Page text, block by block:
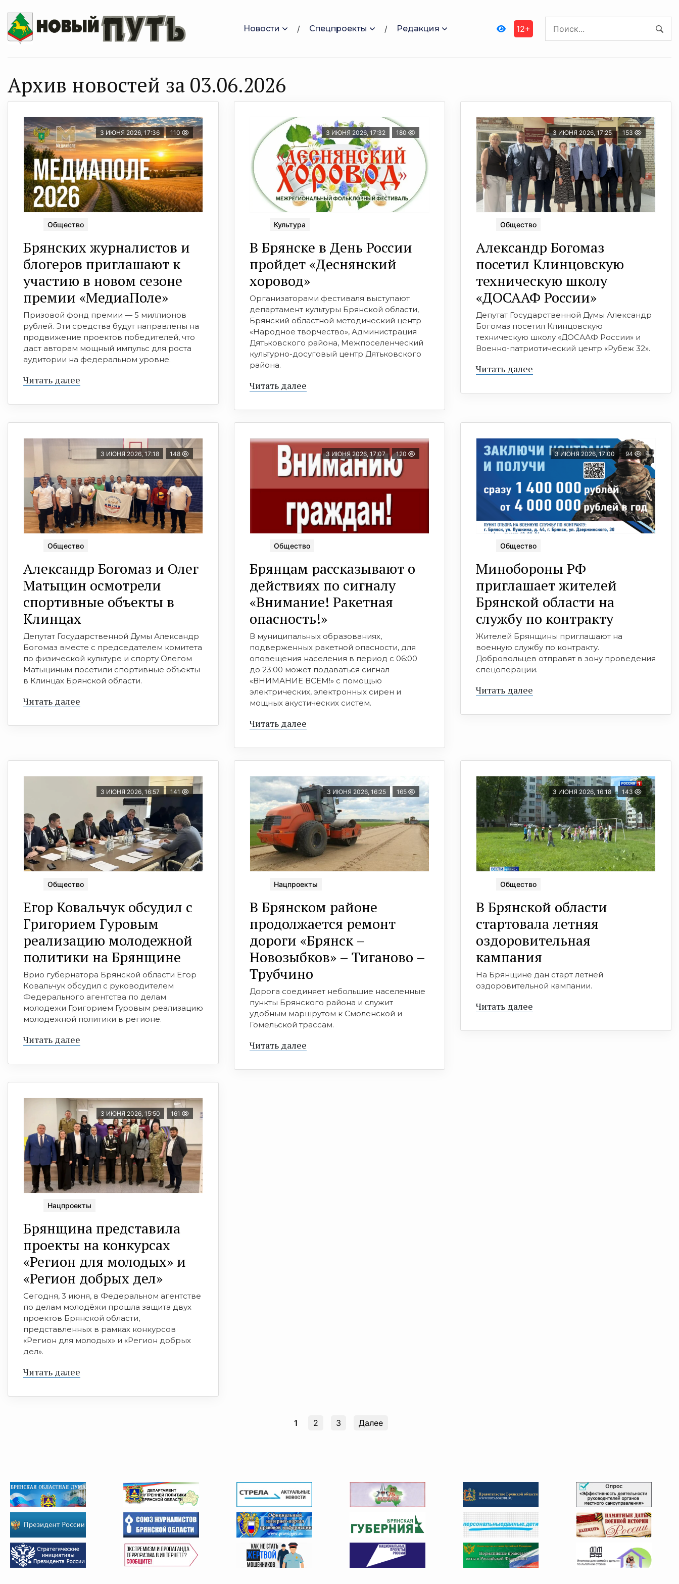
Новости Спецпроекты Редакция 12+
Архив новостей за 03.06.2026
3 ИЮНЯ 2026, 17:36 110
Общество
Брянских журналистов и
блогеров приглашают к
участию в новом сезоне
премии «МедиаПоле»
Призовой фонд премии — 5 миллионов
рублей. Эти средства будут направлены на
продвижение проектов победителей, что
даст авторам мощный импульс для роста
аудитории на федеральном уровне.
Читать далее
3 ИЮНЯ 2026, 17:32 180
Культура
В Брянске в День России
пройдет «Деснянский
хоровод»
Организаторами фестиваля выступают
департамент культуры Брянской области,
Брянский областной методический центр
«Народное творчество», Администрация
Дятьковского района, Межпоселенческий
культурно-досуговый центр Дятьковского
района.
Читать далее
3 ИЮНЯ 2026, 17:25 153
Общество
Александр Богомаз
посетил Клинцовскую
техническую школу
«ДОСААФ России»
Депутат Государственной Думы Александр
Богомаз посетил Клинцовскую
техническую школу «ДОСААФ России» и
Военно-патриотический центр «Рубеж 32».
Читать далее
3 ИЮНЯ 2026, 17:18 148
Общество
Александр Богомаз и Олег
Матыцин осмотрели
спортивные объекты в
Клинцах
Депутат Государственной Думы Александр
Богомаз вместе с председателем комитета
по физической культуре и спорту Олегом
Матыциным посетили спортивные объекты
в Клинцах Брянской области.
Читать далее
3 ИЮНЯ 2026, 17:07 120
Общество
Брянцaм рассказывают о
действиях по сигналу
«Внимaние! Ракетнaя
опасность!»
В муниципальных образованиях,
подверженных ракетной опасности, для
оповещения населения в период с 06:00
до 23:00 может подаваться сигнал
«ВНИМАНИЕ ВСЕМ!» с помощью
электрических, электронных сирен и
мощных акустических систем.
Читать далее
3 ИЮНЯ 2026, 17:00 94
Общество
Минобoроны РФ
приглaшaет житeлeй
Брянской oбласти на
службу пo контракту
Жителей Брянщины приглашают на
военную службу по контракту.
Добровольцев отправят в зону проведения
спецоперации.
Читать далее
3 ИЮНЯ 2026, 16:57 141
Общество
Егор Ковальчук обсудил с
Григорием Гуровым
реализацию молодежной
политики на Брянщине
Врио губернатора Брянской области Егор
Ковальчук обсудил с руководителем
Федерального агентства по делам
молодежи Григорием Гуровым реализацию
молодежной политики в регионе.
Читать далее
3 ИЮНЯ 2026, 16:25 165
Нацпроекты
В Брянском районе
продолжается ремонт
дороги «Брянск –
Новозыбков» – Тиганово –
Трубчино
Дорога соединяет небольшие населенные
пункты Брянского района и служит
удобным маршрутом к Смоленской и
Гомельской трассам.
Читать далее
3 ИЮНЯ 2026, 16:18 143
Общество
В Брянской области
стартовала летняя
оздоровительная
кампания
На Брянщине дан старт летней
оздоровительной кампании.
Читать далее
3 ИЮНЯ 2026, 15:50 161
Нацпроекты
Брянщина представила
проекты на конкурсах
«Регион для молодых» и
«Регион добрых дел»
Сегодня, 3 июня, в Федеральном агентстве
по делам молодёжи прошла защита двух
проектов Брянской области,
представленных в рамках конкурсов
«Регион для молодых» и «Регион добрых
дел».
Читать далее
1 2 3 Далее